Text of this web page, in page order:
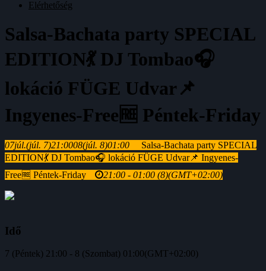
Elérhetőség
Salsa-Bachata party SPECIAL
EDITION💃 DJ Tombao🎧
lokáció FÜGE Udvar📌
Ingyenes-Free🆓 Péntek-Friday
07júl.(júl. 7)21:0008(júl. 8)01:00
Salsa-Bachata party SPECIAL
EDITION💃 DJ Tombao🎧 lokáció FÜGE Udvar📌 Ingyenes-
Free🆓 Péntek-Friday
21:00 - 01:00 (8)(GMT+02:00)
Idő
7 (Péntek) 21:00 - 8 (Szombat) 01:00(GMT+02:00)